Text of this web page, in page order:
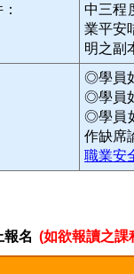
中三程
業平安
明之副
◎學員
◎學員
◎學員
作缺席
職業安
報名 (如欲報讀之